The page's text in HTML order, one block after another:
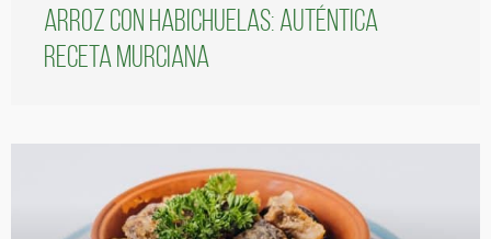
Arroz con habichuelas: auténtica
receta murciana